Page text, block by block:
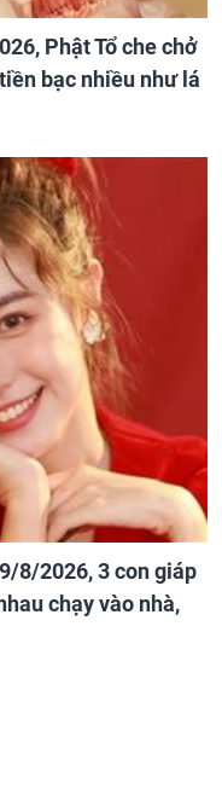
Phật Tổ che chở
bạc nhiều như lá
8/2026, 3 con giáp
chạy vào nhà,